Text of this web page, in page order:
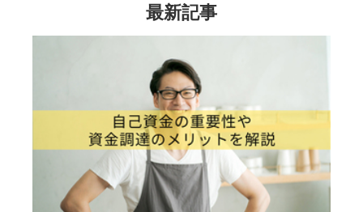
最新記事